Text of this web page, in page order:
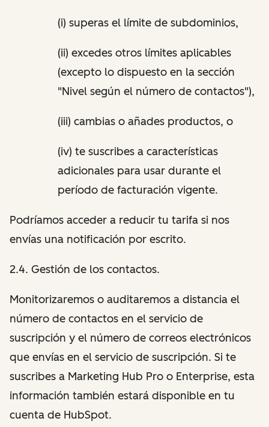
(i) superas el límite de subdominios,
(ii) excedes otros límites aplicables
(excepto lo dispuesto en la sección
"Nivel según el número de contactos"),
(iii) cambias o añades productos, o
(iv) te suscribes a características
adicionales para usar durante el
período de facturación vigente.
Podríamos acceder a reducir tu tarifa si nos
envías una notificación por escrito.
2.4. Gestión de los contactos.
Monitorizaremos o auditaremos a distancia el
número de contactos en el servicio de
suscripción y el número de correos electrónicos
que envías en el servicio de suscripción. Si te
suscribes a Marketing Hub Pro o Enterprise, esta
información también estará disponible en tu
cuenta de HubSpot.